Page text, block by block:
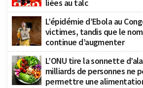
liées au talc
L’épidémie d’Ebola au
victimes, tandis que le
continue d’augmenter
L’ONU tire la sonnette
milliards de personnes ne
permettre une